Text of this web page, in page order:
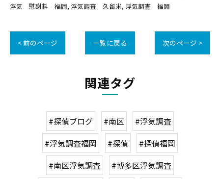
浮気 慰謝料 福岡 浮気調査 久留米 浮気調査 福岡
< 前のページ 一覧に戻る 次のページ >
関連タグ
#探偵ブログ #南区
#浮気調査
#浮気調査福岡
#探偵
#探偵福岡
#南区浮気調査
#博多区浮気調査